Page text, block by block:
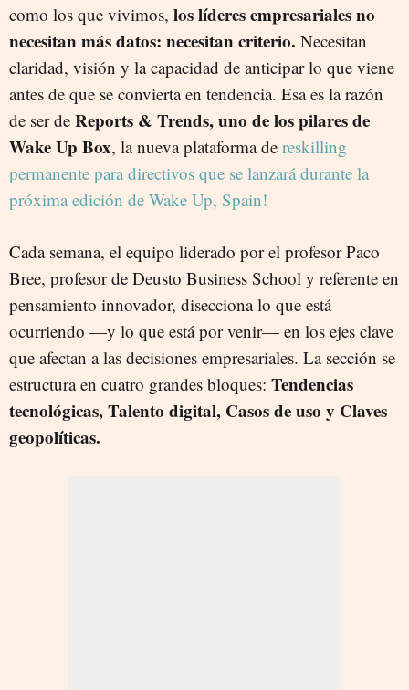
como los que vivimos, los líderes empresariales no
necesitan más datos: necesitan criterio. Necesitan
claridad, visión y la capacidad de anticipar lo que viene
antes de que se convierta en tendencia. Esa es la razón
de ser de Reports & Trends, uno de los pilares de
Wake Up Box, la nueva plataforma de reskilling
permanente para directivos que se lanzará durante la
próxima edición de Wake Up, Spain!
Cada semana, el equipo liderado por el profesor Paco
Bree, profesor de Deusto Business School y referente en
pensamiento innovador, disecciona lo que está
ocurriendo —y lo que está por venir— en los ejes clave
que afectan a las decisiones empresariales. La sección se
estructura en cuatro grandes bloques: Tendencias
tecnológicas, Talento digital, Casos de uso y Claves
geopolíticas.